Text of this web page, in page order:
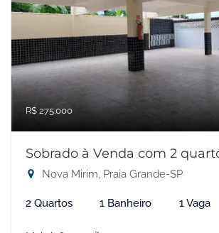
R$ 275.000
Sobrado à Venda com 2
Nova Mirim, Praia Grande-SP
2 Quartos 1 Banheiro 1 Vaga